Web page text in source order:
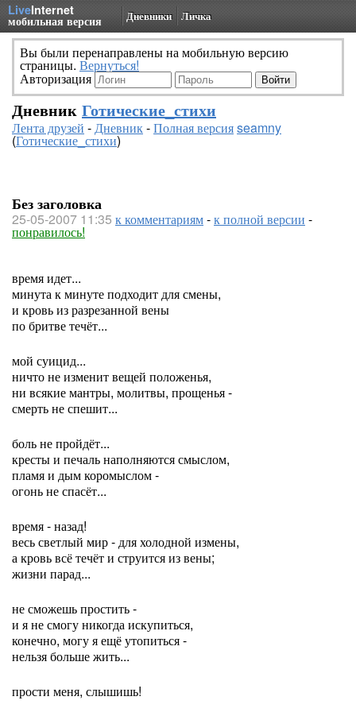
LiveInternet
мобильная версия Дневники Личка
Вы были перенаправлены на мобильную версию
страницы. Вернуться!
Авторизация
Дневник Готические_стихи
Лента друзей -Дневник-Полная версияseamny
(Готические_стихи)
Без заголовка
25-05-2007 11:35 к комментариям-к полной версии -
понравилось!
время идет...
минута к минуте подходит для смены,
и кровь из разрезанной вены
по бритве течёт...
мой суицид...
ничто не изменит вещей положенья,
ни всякие мантры, молитвы, прощенья -
смерть не спешит...
боль не пройдёт...
кресты и печаль наполняются смыслом,
пламя и дым коромыслом -
огонь не спасёт...
время - назад!
весь светлый мир - для холодной измены,
а кровь всё течёт и струится из вены;
жизни парад...
не сможешь простить -
и я не смогу никогда искупиться,
конечно, могу я ещё утопиться -
нельзя больше жить...
прости меня, слышишь!